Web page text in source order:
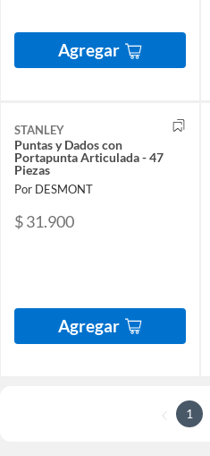
Agregar
STANLEY
Puntas y Dados con
Portapunta Articulada - 47
Piezas
Por DESMONT
$ 31.900
Agregar
1